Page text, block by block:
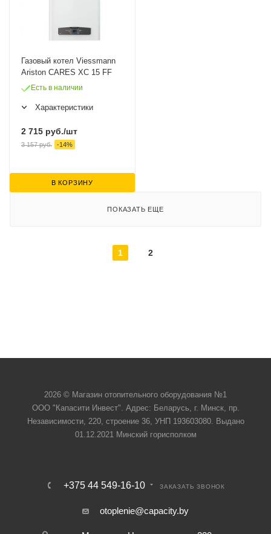
Газовый котел Viessmann
Ariston CARES XC 15 FF
Есть в наличии
Характеристики
2 715 руб./шт
3 157руб. -14%
В КОРЗИНУ
ПОКАЗАТЬ ЕЩЕ
1 2
2026 © Магазин отопительного оборудования №1
ООО "Капасити Инвест". Адрес: Беларусь, г. Минск, пр.
Независимости, 220, строение 36, УНП 193603080. Выдано
01.12.2021 Минский горисполком
+375 44 549-16-10 ЗАКАЗАТЬ ЗВОНОК
otoplenie@capacity.by